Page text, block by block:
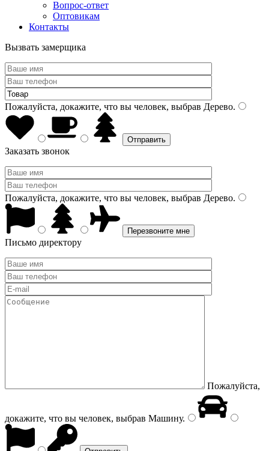
Вопрос-ответ
Оптовикам
Контакты
Вызвать замерщика
Пожалуйста, докажите, что вы человек, выбрав Дерево.
Заказать звонок
Пожалуйста, докажите, что вы человек, выбрав Дерево.
Письмо директору
Пожалуйста,
докажите, что вы человек, выбрав Машину.